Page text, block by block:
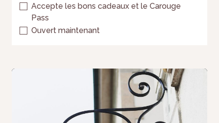
Accepte les bons cadeaux et le Carouge
Pass
Ouvert maintenant